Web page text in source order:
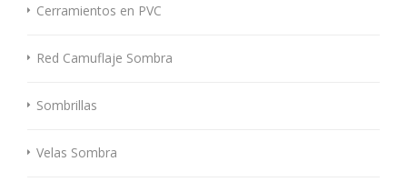
Cerramientos en PVC
Red Camuflaje Sombra
Sombrillas
Velas Sombra